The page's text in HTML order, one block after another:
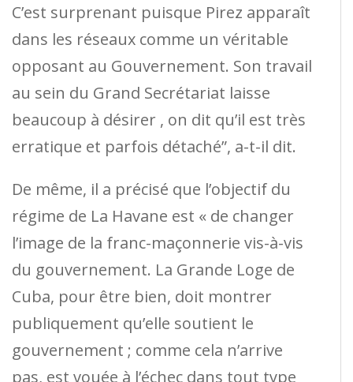
C’est surprenant puisque Pirez apparaît
dans les réseaux comme un véritable
opposant au Gouvernement. Son travail
au sein du Grand Secrétariat laisse
beaucoup à désirer , on dit qu’il est très
erratique et parfois détaché”, a-t-il dit.
De même, il a précisé que l’objectif du
régime de La Havane est « de changer
l’image de la franc-maçonnerie vis-à-vis
du gouvernement. La Grande Loge de
Cuba, pour être bien, doit montrer
publiquement qu’elle soutient le
gouvernement ; comme cela n’arrive
pas, est vouée à l’échec dans tout type